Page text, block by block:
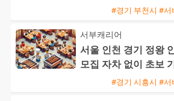
#경기 부천시 #서
서부캐리어
서울 인천 경기 정왕
모집 자차 없이 초보
#경기 시흥시 #서